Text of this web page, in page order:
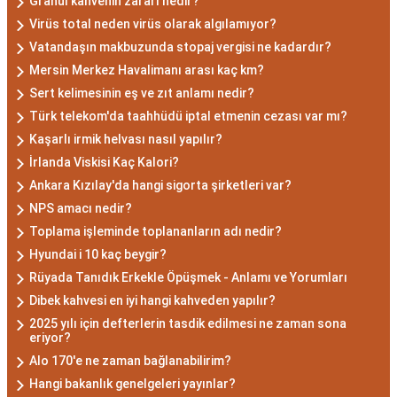
Akrep Burcu Erkeği
Özellikleri: Güçlü ve
Karizmatik
Akrep burcu erkeği, genellikle güçlü bir karaktere
ve derin bir içsel güce sahiptir. Karizmatik ve
etkileyici kişilikleriyle dikkat çekerler. Akrep burcu
erkekleri, duygusal derinlikleri ve tutkulu
yaklaşımlarıyla ilişkilerde derin bağlar kurabilirler.
Ancak, bazen kıskançlık eğilimleri de
gösterebilirler.
Akrep Burcu Kadını
Özellikleri: Çekici ve Zeki
Akrep burcu kadını, çekici ve gizemli bir aura ile
Virüs total neden virüs olarak algılamıyor?
Vatandaşın makbuzunda stopaj vergisi ne kadardır?
Mersin Merkez Havalimanı arası kaç km?
Sert kelimesinin eş ve zıt anlamı nedir?
Türk telekom'da taahhüdü iptal etmenin cezası var mı?
Kaşarlı irmik helvası nasıl yapılır?
İrlanda Viskisi Kaç Kalori?
Ankara Kızılay'da hangi sigorta şirketleri var?
NPS amacı nedir?
Toplama işleminde toplananların adı nedir?
Hyundai i 10 kaç beygir?
Rüyada Tanıdık Erkekle Öpüşmek - Anlamı ve Yorumları
Dibek kahvesi en iyi hangi kahveden yapılır?
2025 yılı için defterlerin tasdik edilmesi ne zaman sona
eriyor?
Alo 170'e ne zaman bağlanabilirim?
Hangi bakanlık genelgeleri yayınlar?